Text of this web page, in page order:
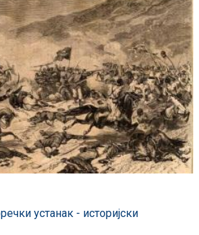
устанак - историјски